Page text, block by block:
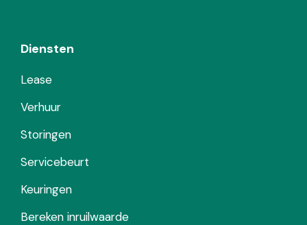
Diensten
Lease
Verhuur
Storingen
Servicebeurt
Keuringen
Bereken inruilwaarde